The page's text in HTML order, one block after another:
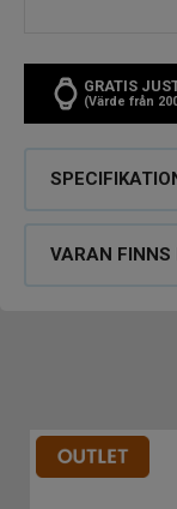
GRATIS
(Värde från
VARAN FINNS